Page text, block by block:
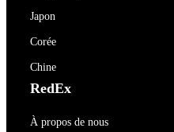
Japon
Corée
Chine
RedEx
À propos de nous